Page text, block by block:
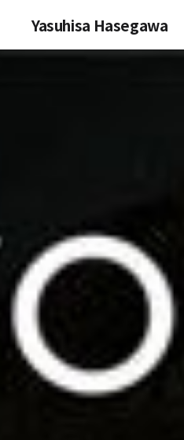
Yasuhisa Hasegawa